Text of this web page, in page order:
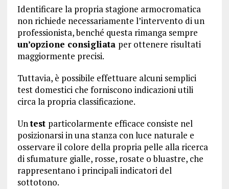
Identificare la propria stagione armocromatica
non richiede necessariamente l’intervento di un
professionista, benché questa rimanga sempre
un’opzione consigliata per ottenere risultati
maggiormente precisi.
Tuttavia, è possibile effettuare alcuni semplici
test domestici che forniscono indicazioni utili
circa la propria classificazione.
Untest particolarmente efficace consiste nel
posizionarsi in una stanza con luce naturale e
osservare il colore della propria pelle alla ricerca
di sfumature gialle, rosse, rosate o bluastre, che
rappresentano i principali indicatori del
sottotono.